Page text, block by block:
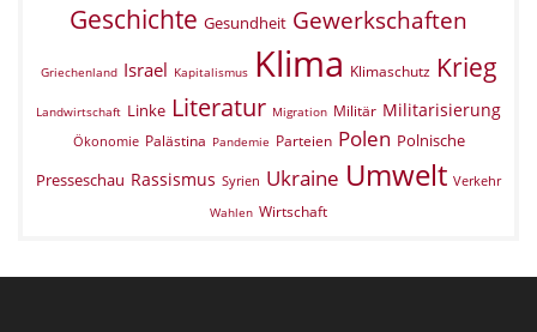
Geschichte Gesundheit Gewerkschaften
Griechenland Israel Kapitalismus Klima Klimaschutz Krieg
Landwirtschaft Linke Literatur Migration Militär Militarisierung
Ökonomie Palästina Pandemie Parteien Polen Polnische
Presseschau Rassismus Syrien Ukraine Umwelt Verkehr
Wahlen Wirtschaft